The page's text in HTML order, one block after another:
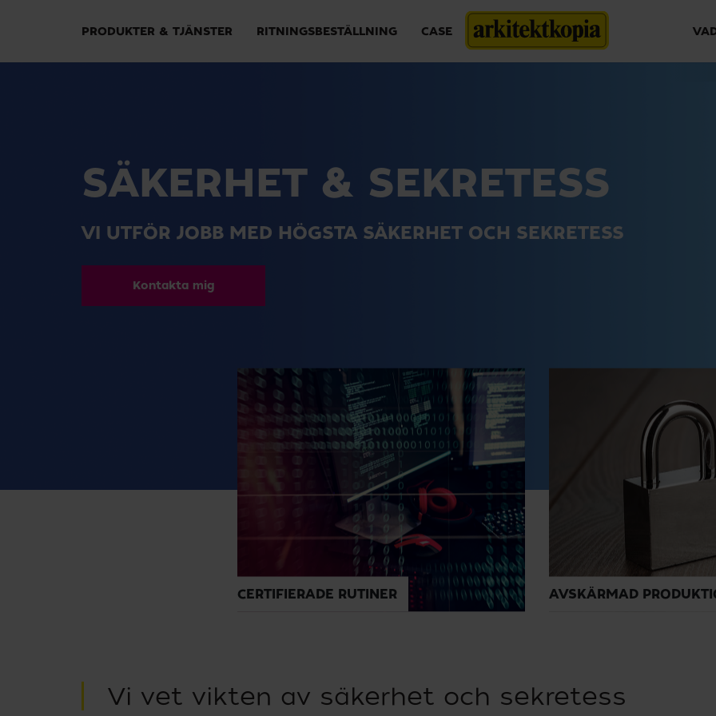
PRODUKTER & TJÄNSTER RITNINGSBESTÄLLNING CASE
SÄKERHET & SEKRETESS
VI UTFÖR JOBB MED HÖGSTA SÄKERHET OCH SEKRETESS
Kontakta mig
CERTIFIERADE RUTINER
hos Arkitektkopia följer
AVSKÄRMAD
Vi vet vikten av säkerhet och sekretess